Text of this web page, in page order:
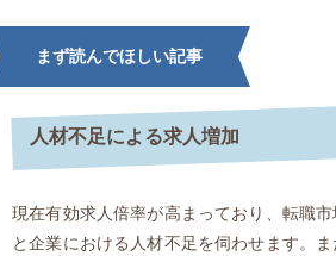
まず読んでほしい記事
人材不足による求人増加
現在有効求人倍率が高まっており、転職
と企業における人材不足を伺わせます。ま